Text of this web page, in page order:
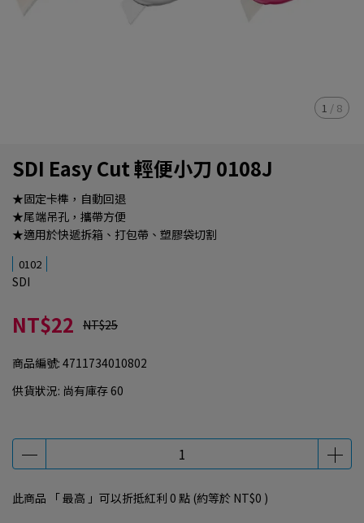
1 / 8
SDI Easy Cut 輕便小刀 0108J
★固定卡榫，自動回退
★尾端吊孔，攜帶方便
★適用於快遞拆箱、打包帶、塑膠袋切割
0102
SDI
NT$22 NT$25
商品編號: 4711734010802
供貨狀況: 尚有庫存 60
此商品 「 最高 」可以折抵紅利 0 點 (約等於 NT$0 )